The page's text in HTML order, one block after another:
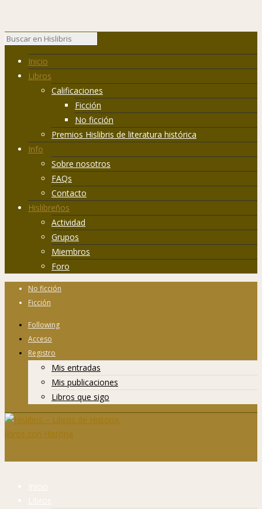
Inicio
Libros
Calificaciones
Ficción
No ficción
Premios Hislibris de literatura histórica
Info
Sobre nosotros
FAQs
Contacto
Hislibreños
Actividad
Grupos
Miembros
Foro
No ficción
Ficción
Following
Acceso
Registro
Mis entradas
Mis publicaciones
Libros que sigo
Inicio
Libros